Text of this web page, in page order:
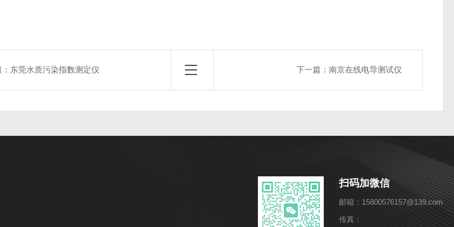
东莞水质污染指数测定仪 下一篇： 南京在线电导测试仪
扫码加微信
邮箱：15800576157@139.com
传真：